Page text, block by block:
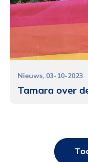
Tamara over
Nieuws 03-10-2023